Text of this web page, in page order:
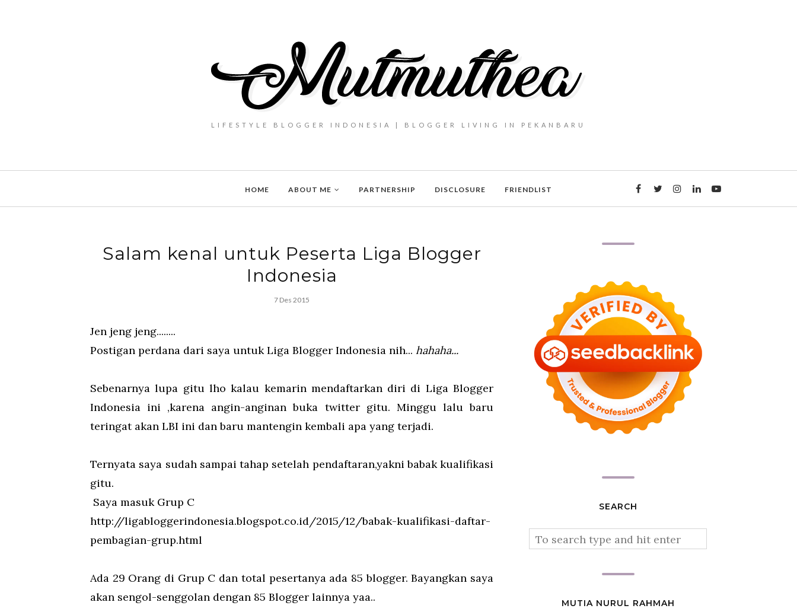
LIFESTYLE BLOGGER INDONESIA | BLOGGER LIVING IN PEKANBARU
HOME ABOUT ME PARTNERSHIP DISCLOSURE FRIENDLIST
Salam kenal untuk Peserta Liga Blogger
Indonesia
7 Des 2015
Jen jeng jeng........
Postigan perdana dari saya untuk Liga Blogger Indonesia nih... hahaha...
Sebenarnya lupa gitu lho kalau kemarin mendaftarkan diri di Liga Blogger
Indonesia ini ,karena angin-anginan buka twitter gitu. Minggu lalu baru
teringat akan LBI ini dan baru mantengin kembali apa yang terjadi.
Ternyata saya sudah sampai tahap setelah pendaftaran,yakni babak kualifikasi
gitu.
Saya masuk Grup C
http://ligabloggerindonesia.blogspot.co.id/2015/12/babak-kualifikasi-daftar-
pembagian-grup.html
Ada 29 Orang di Grup C dan total pesertanya ada 85 blogger. Bayangkan saya
akan sengol-senggolan dengan 85 Blogger lainnya yaa..
SEARCH
MUTIA NURUL RAHMAH